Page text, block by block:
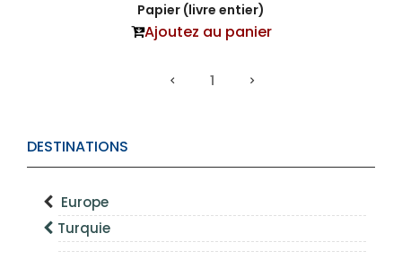
DESTINATIONS
Europe
Turquie
Papier (livre entier)
Ajoutez au panier
1